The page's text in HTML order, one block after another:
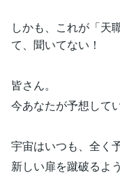
しかも、これが「天
て、聞いてない！
皆さん。
今あなたが予想して
宇宙はいつも、全く
新しい扉を蹴破るよ